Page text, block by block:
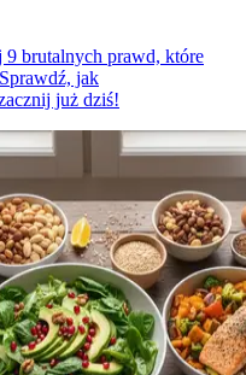
brutalnych prawd, które
jak
już dziś!